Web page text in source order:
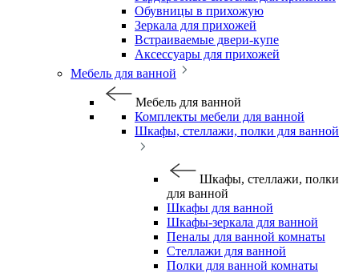
Обувницы в прихожую
Зеркала для прихожей
Встраиваемые двери-купе
Аксессуары для прихожей
Мебель для ванной
Мебель для ванной
Комплекты мебели для ванной
Шкафы, стеллажи, полки для ванной
Шкафы, стеллажи, полки
для ванной
Шкафы для ванной
Шкафы-зеркала для ванной
Пеналы для ванной комнаты
Стеллажи для ванной
Полки для ванной комнаты